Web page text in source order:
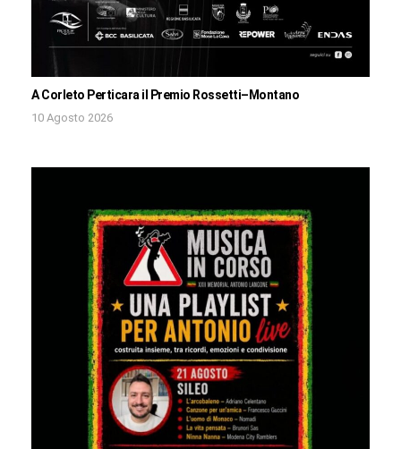
A Corleto Perticara il Premio Rossetti–Montano
10 Agosto 2026